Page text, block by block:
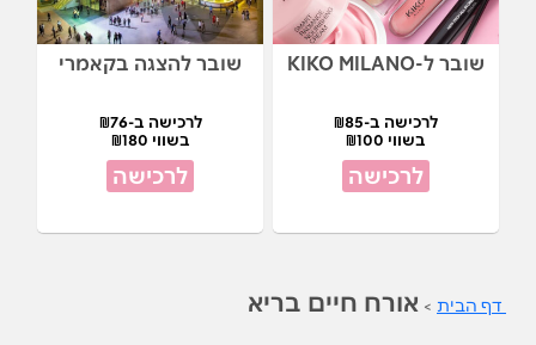
שובר ל-KIKO MILANO
לרכישה ב-₪85
בשווי ₪100
לרכישה
שובר להצגה בקאמרי
לרכישה ב-₪76
בשווי ₪180
לרכישה
דף הבית > אורח חיים בריא